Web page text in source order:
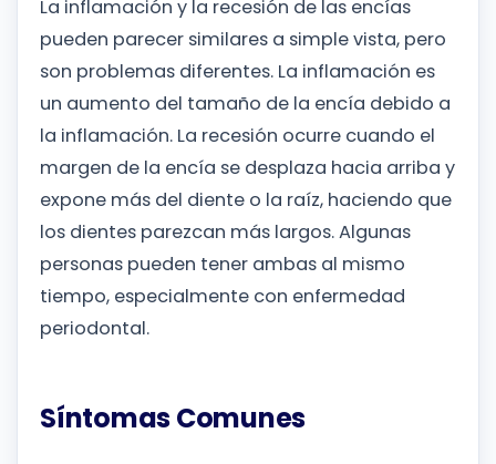
La inflamación y la recesión de las encías
pueden parecer similares a simple vista, pero
son problemas diferentes. La inflamación es
un aumento del tamaño de la encía debido a
la inflamación. La recesión ocurre cuando el
margen de la encía se desplaza hacia arriba y
expone más del diente o la raíz, haciendo que
los dientes parezcan más largos. Algunas
personas pueden tener ambas al mismo
tiempo, especialmente con enfermedad
periodontal.
Síntomas Comunes